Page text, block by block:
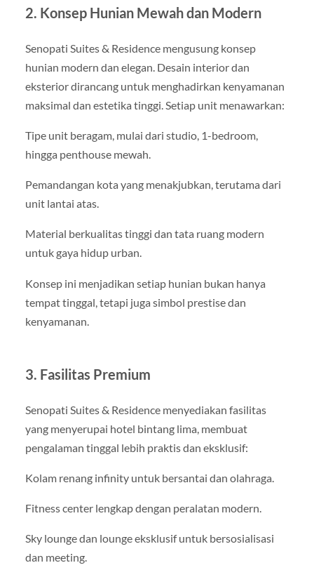
2. Konsep Hunian Mewah dan Modern
Senopati Suites & Residence mengusung konsep
hunian modern dan elegan. Desain interior dan
eksterior dirancang untuk menghadirkan kenyamanan
maksimal dan estetika tinggi. Setiap unit menawarkan:
Tipe unit beragam, mulai dari studio, 1-bedroom,
hingga penthouse mewah.
Pemandangan kota yang menakjubkan, terutama dari
unit lantai atas.
Material berkualitas tinggi dan tata ruang modern
untuk gaya hidup urban.
Konsep ini menjadikan setiap hunian bukan hanya
tempat tinggal, tetapi juga simbol prestise dan
kenyamanan.
3. Fasilitas Premium
Senopati Suites & Residence menyediakan fasilitas
yang menyerupai hotel bintang lima, membuat
pengalaman tinggal lebih praktis dan eksklusif:
Kolam renang infinity untuk bersantai dan olahraga.
Fitness center lengkap dengan peralatan modern.
Sky lounge dan lounge eksklusif untuk bersosialisasi
dan meeting.